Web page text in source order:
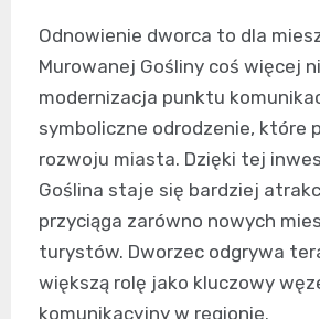
Odnowienie dworca to dla
Murowanej Gośliny coś więcej
modernizacja punktu
symboliczne odrodzenie, które
rozwoju miasta. Dzięki tej
Goślina staje się bardziej
przyciąga zarówno nowych
turystów. Dworzec odgrywa
większą rolę jako kluczowy
komunikacyjny w regionie.